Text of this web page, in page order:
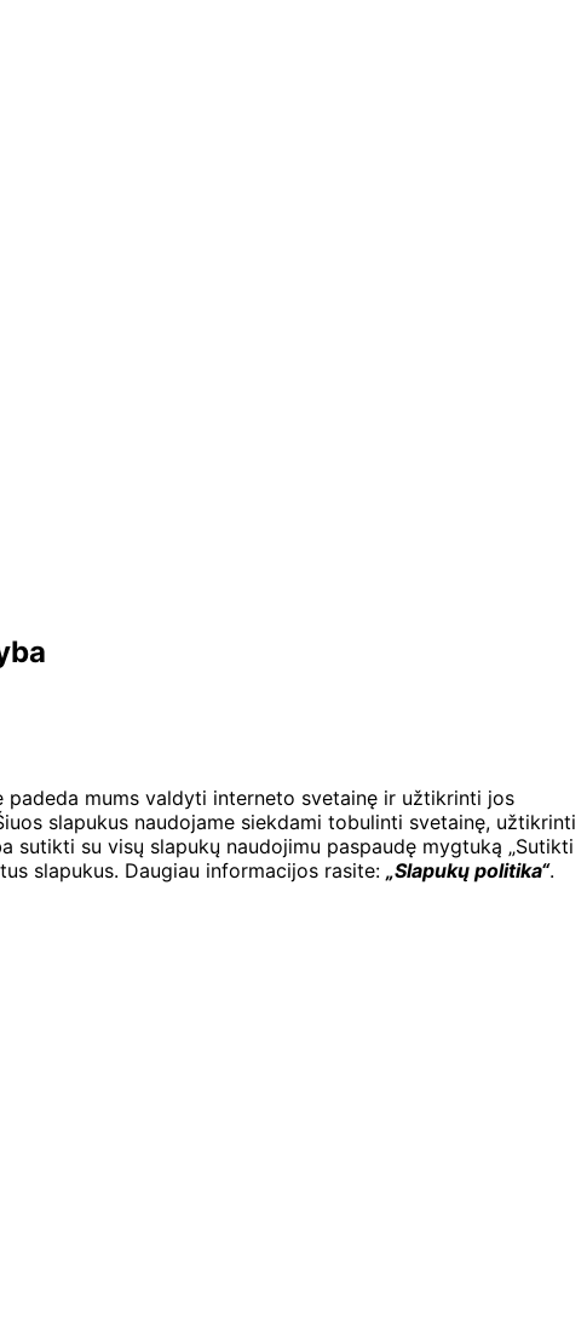
padeda mums valdyti interneto svetainę ir užtikrinti jos
slapukus naudojame siekdami tobulinti svetainę, užtikrinti
sutikti su visų slapukų naudojimu paspaudę mygtuką „Sutikti
slapukus. Daugiau informacijos rasite: „Slapukų politika“.